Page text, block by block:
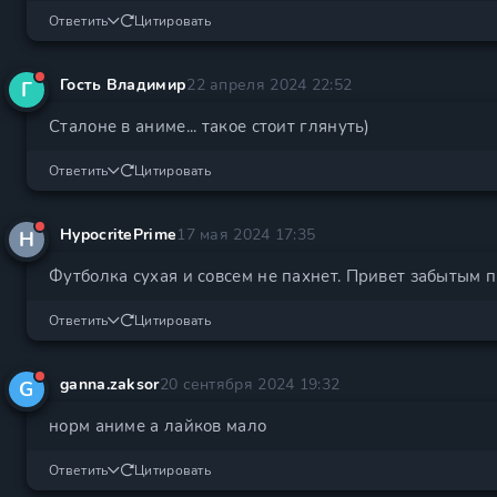
Ответить Цитировать
Г Гость Владимир22 апреля 2024 22:52
Сталоне в аниме... такое стоит глянуть)
Ответить Цитировать
H HypocritePrime17 мая 2024 17:35
Футболка сухая и совсем не пахнет. Привет забытым
Ответить Цитировать
G ganna.zaksor20 сентября 2024 19:32
норм аниме а лайков мало
Ответить Цитировать